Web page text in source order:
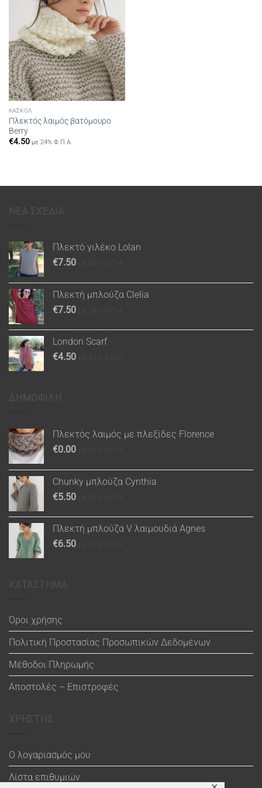
ΚΑΣΚΌΛ
Πλεκτός λαιμός βατόμουρο
Berry
€4.50 με 24% Φ.Π.Α.
Πλεκτό γιλέκο Lolan
€7.50
Πλεκτή μπλούζα Clelia
€7.50
London Scarf
€4.50
Πλεκτός λαιμός με πλεξίδες Florence
€0.00
Chunky μπλούζα Cynthia
€5.50
Πλεκτή μπλούζα V λαιμουδιά Agnes
€6.50
Όροι χρήσης
Πολιτική Προστασίας Προσωπικών Δεδομένων
Μέθοδοι Πληρωμής
Αποστολές – Επιστροφές
Ο λογαριασμός μου
Λίστα επιθυμιών